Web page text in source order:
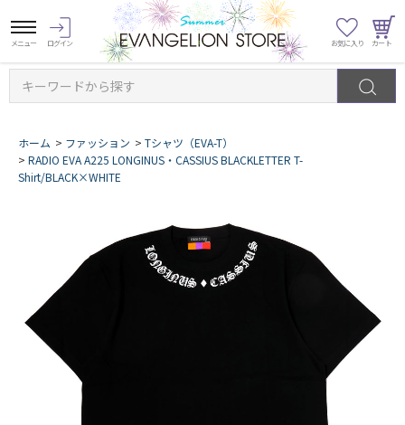
キーワードから探す
ホーム > ファッション > Tシャツ（EVA-T）
> RADIO EVA A225 LONGINUS・CASSIUS BLACKLETTER T-
Shirt/BLACK×WHITE